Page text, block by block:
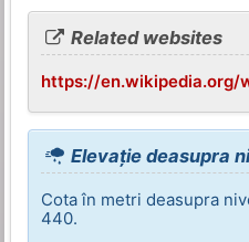
Related websites
https://en.wikipedia.org/
Elevație deasupra
Cota în metri deasupra
440.